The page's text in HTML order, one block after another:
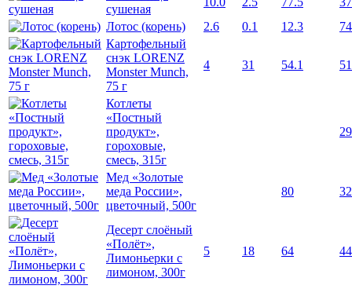
сушеная
Лотос (корень)
2.6 0.1 12.3
74
Картофельный
снэк LORENZ
Monster Munch,
75 г
4 31 54.1
Котлеты
«Постный
продукт»,
гороховые,
смесь, 315г
Мед «Золотые
меда России»,
цветочный, 500г
80
Десерт слоёный
«Полёт»,
Лимоньерки с
лимоном, 300г
5 18 64